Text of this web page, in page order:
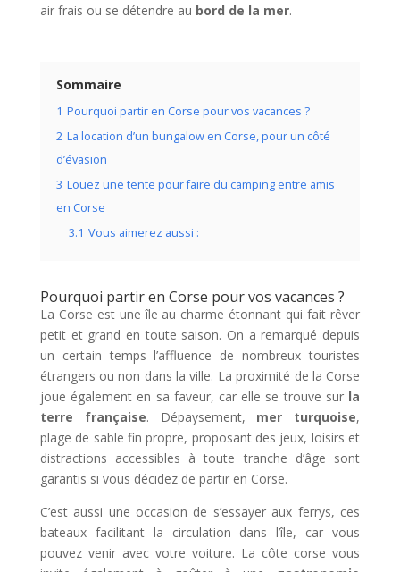
air frais ou se détendre au bord de la mer.
Sommaire
1 Pourquoi partir en Corse pour vos vacances ?
2 La location d’un bungalow en Corse, pour un côté
d’évasion
3 Louez une tente pour faire du camping entre amis
en Corse
3.1 Vous aimerez aussi :
Pourquoi partir en Corse pour vos vacances ?
La Corse est une île au charme étonnant qui fait rêver
petit et grand en toute saison. On a remarqué depuis
un certain temps l’affluence de nombreux touristes
étrangers ou non dans la ville. La proximité de la Corse
joue également en sa faveur, car elle se trouve sur la
terre française. Dépaysement, mer turquoise,
plage de sable fin propre, proposant des jeux, loisirs et
distractions accessibles à toute tranche d’âge sont
garantis si vous décidez de partir en Corse.
C’est aussi une occasion de s’essayer aux ferrys, ces
bateaux facilitant la circulation dans l’île, car vous
pouvez venir avec votre voiture. La côte corse vous